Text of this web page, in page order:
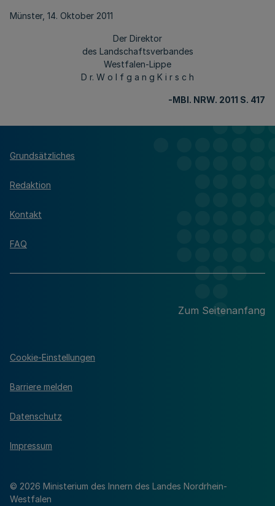
Münster, 14. Oktober 2011
Der Direktor
des Landschaftsverbandes
Westfalen-Lippe
D r. W o l f g a n g K i r s c h
-MBl. NRW. 2011 S. 417
Grundsätzliches
Redaktion
Kontakt
FAQ
Zum Seitenanfang
© 2026 Ministerium des Innern des Landes Nordrhein-
Westfalen
Cookie-Einstellungen
Barriere melden
Datenschutz
Impressum